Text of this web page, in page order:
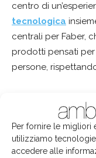
Per fornire le migliori
utilizziamo
accedere alle
centro di
tecnologica
centrali per Faber,
prodotti pensati
persone,
campagna
innovazione tecnologica